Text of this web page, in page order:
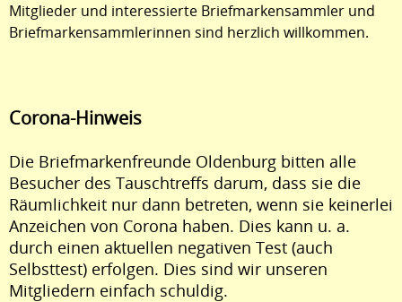
Mitglieder und interessierte Briefmarkensammler und
Briefmarkensammlerinnen sind herzlich willkommen.
Corona-Hinweis
Die Briefmarkenfreunde Oldenburg bitten alle
Besucher des Tauschtreffs darum, dass sie die
Räumlichkeit nur dann betreten, wenn sie keinerlei
Anzeichen von Corona haben. Dies kann u. a.
durch einen aktuellen negativen Test (auch
Selbsttest) erfolgen. Dies sind wir unseren
Mitgliedern einfach schuldig.